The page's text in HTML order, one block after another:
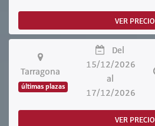
VER PRECIO
Tarragona
últimas plazas
Del
15/12/2026
al
17/12/2026
VER PRECIO